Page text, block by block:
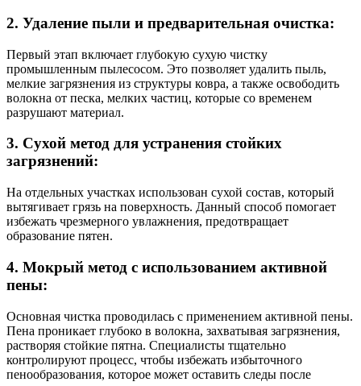
2. Удаление пыли и предварительная очистка:
Первый этап включает глубокую сухую чистку
промышленным пылесосом. Это позволяет удалить пыль,
мелкие загрязнения из структуры ковра, а также освободить
волокна от песка, мелких частиц, которые со временем
разрушают материал.
3. Сухой метод для устранения стойких
загрязнений:
На отдельных участках использован сухой состав, который
вытягивает грязь на поверхность. Данный способ помогает
избежать чрезмерного увлажнения, предотвращает
образование пятен.
4. Мокрый метод с использованием активной
пены:
Основная чистка проводилась с применением активной пены.
Пена проникает глубоко в волокна, захватывая загрязнения,
растворяя стойкие пятна. Специалисты тщательно
контролируют процесс, чтобы избежать избыточного
пенообразования, которое может оставить следы после